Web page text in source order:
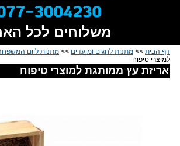
משלוחים לכל
דף הבית >> מתנות לחגים ומועדים >> מתנות ליום
למוצרי טיפוח
אריזת עץ ממותגת למוצרי טיפוח